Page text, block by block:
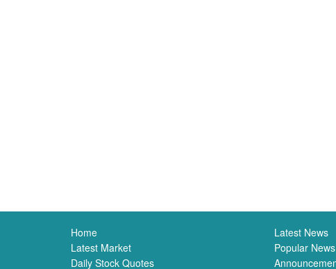
Home
Latest Market
Daily Stock Quotes
Latest News
Popular News